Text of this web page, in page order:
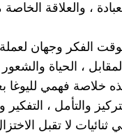
، والعلاقة
الفكر وجهان
، الحياة
خلاصة فهمي لليوغا
والتأمل ،
ثنائيات لا تقبل